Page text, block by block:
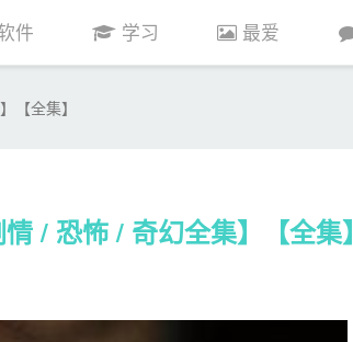
件 学习 最爱
【全集】
/ 恐怖 / 奇幻全集】【全集】